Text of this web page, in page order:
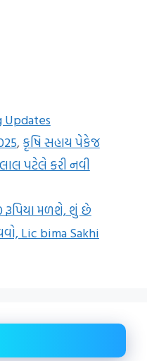
Updates
,કૃષિ સહાય પેકેજ
પટેલે કરી નવી
રૂપિયા મળશે, શું છે
Lic bima Sakhi